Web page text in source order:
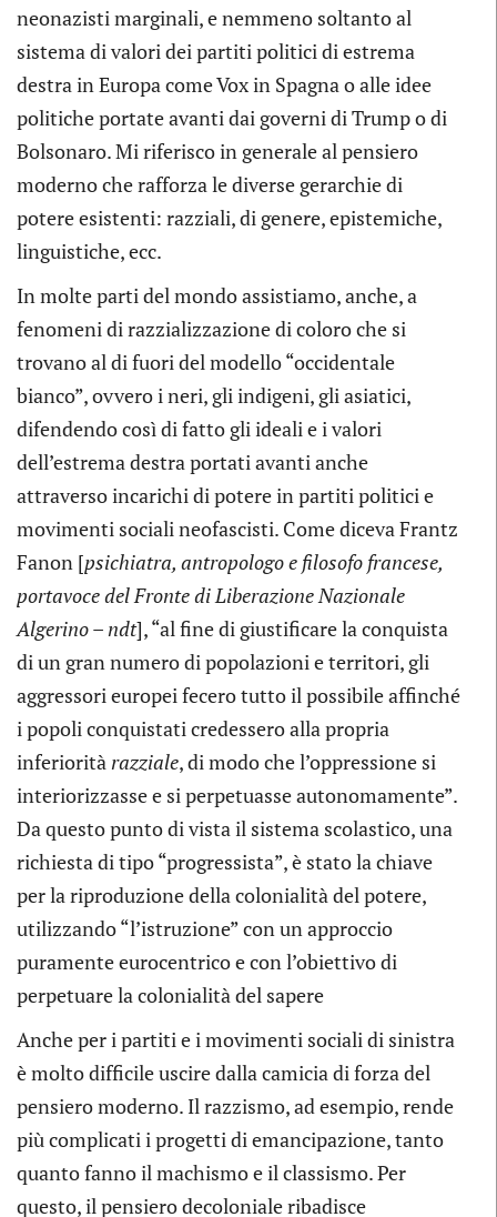
neonazisti marginali, e nemmeno soltanto al
sistema di valori dei partiti politici di estrema
destra in Europa come Vox in Spagna o alle idee
politiche portate avanti dai governi di Trump o di
Bolsonaro. Mi riferisco in generale al pensiero
moderno che rafforza le diverse gerarchie di
potere esistenti: razziali, di genere, epistemiche,
linguistiche, ecc.
In molte parti del mondo assistiamo, anche, a
fenomeni di razzializzazione di coloro che si
trovano al di fuori del modello “occidentale
bianco”, ovvero i neri, gli indigeni, gli asiatici,
difendendo così di fatto gli ideali e i valori
dell’estrema destra portati avanti anche
attraverso incarichi di potere in partiti politici e
movimenti sociali neofascisti. Come diceva Frantz
Fanon [psichiatra, antropologo e filosofo francese,
portavoce del Fronte di Liberazione Nazionale
Algerino – ndt], “al fine di giustificare la conquista
di un gran numero di popolazioni e territori, gli
aggressori europei fecero tutto il possibile affinché
i popoli conquistati credessero alla propria
inferioritàrazziale, di modo che l’oppressione si
interiorizzasse e si perpetuasse autonomamente”.
Da questo punto di vista il sistema scolastico, una
richiesta di tipo “progressista”, è stato la chiave
per la riproduzione della colonialità del potere,
utilizzando “l’istruzione” con un approccio
puramente eurocentrico e con l’obiettivo di
perpetuare la colonialità del sapere
Anche per i partiti e i movimenti sociali di sinistra
è molto difficile uscire dalla camicia di forza del
pensiero moderno. Il razzismo, ad esempio, rende
più complicati i progetti di emancipazione, tanto
quanto fanno il machismo e il classismo. Per
questo, il pensiero decoloniale ribadisce